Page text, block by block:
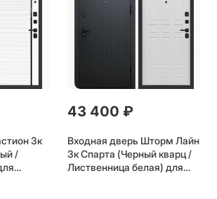
3к
/
43 400 ₽
Входная дверь Шторм Лайн
3к Спарта (Черный кварц /
Лиственница белая) для